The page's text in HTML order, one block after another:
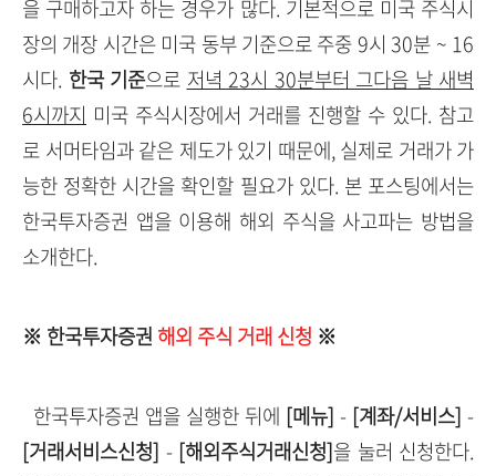
을 구매하고자 하는 경우가 많다. 기본적으로 미국 주식시
장의 개장 시간은 미국 동부 기준으로 주중 9시 30분 ~ 16
시다. 한국 기준으로 저녁 23시 30분부터 그다음 날 새벽
6시까지 미국 주식시장에서 거래를 진행할 수 있다. 참고
로 서머타임과 같은 제도가 있기 때문에, 실제로 거래가 가
능한 정확한 시간을 확인할 필요가 있다. 본 포스팅에서는
한국투자증권 앱을 이용해 해외 주식을 사고파는 방법을
소개한다.
※ 한국투자증권 해외 주식 거래 신청 ※
한국투자증권 앱을 실행한 뒤에 [메뉴] - [계좌/서비스] -
[거래서비스신청] - [해외주식거래신청]을 눌러 신청한다.